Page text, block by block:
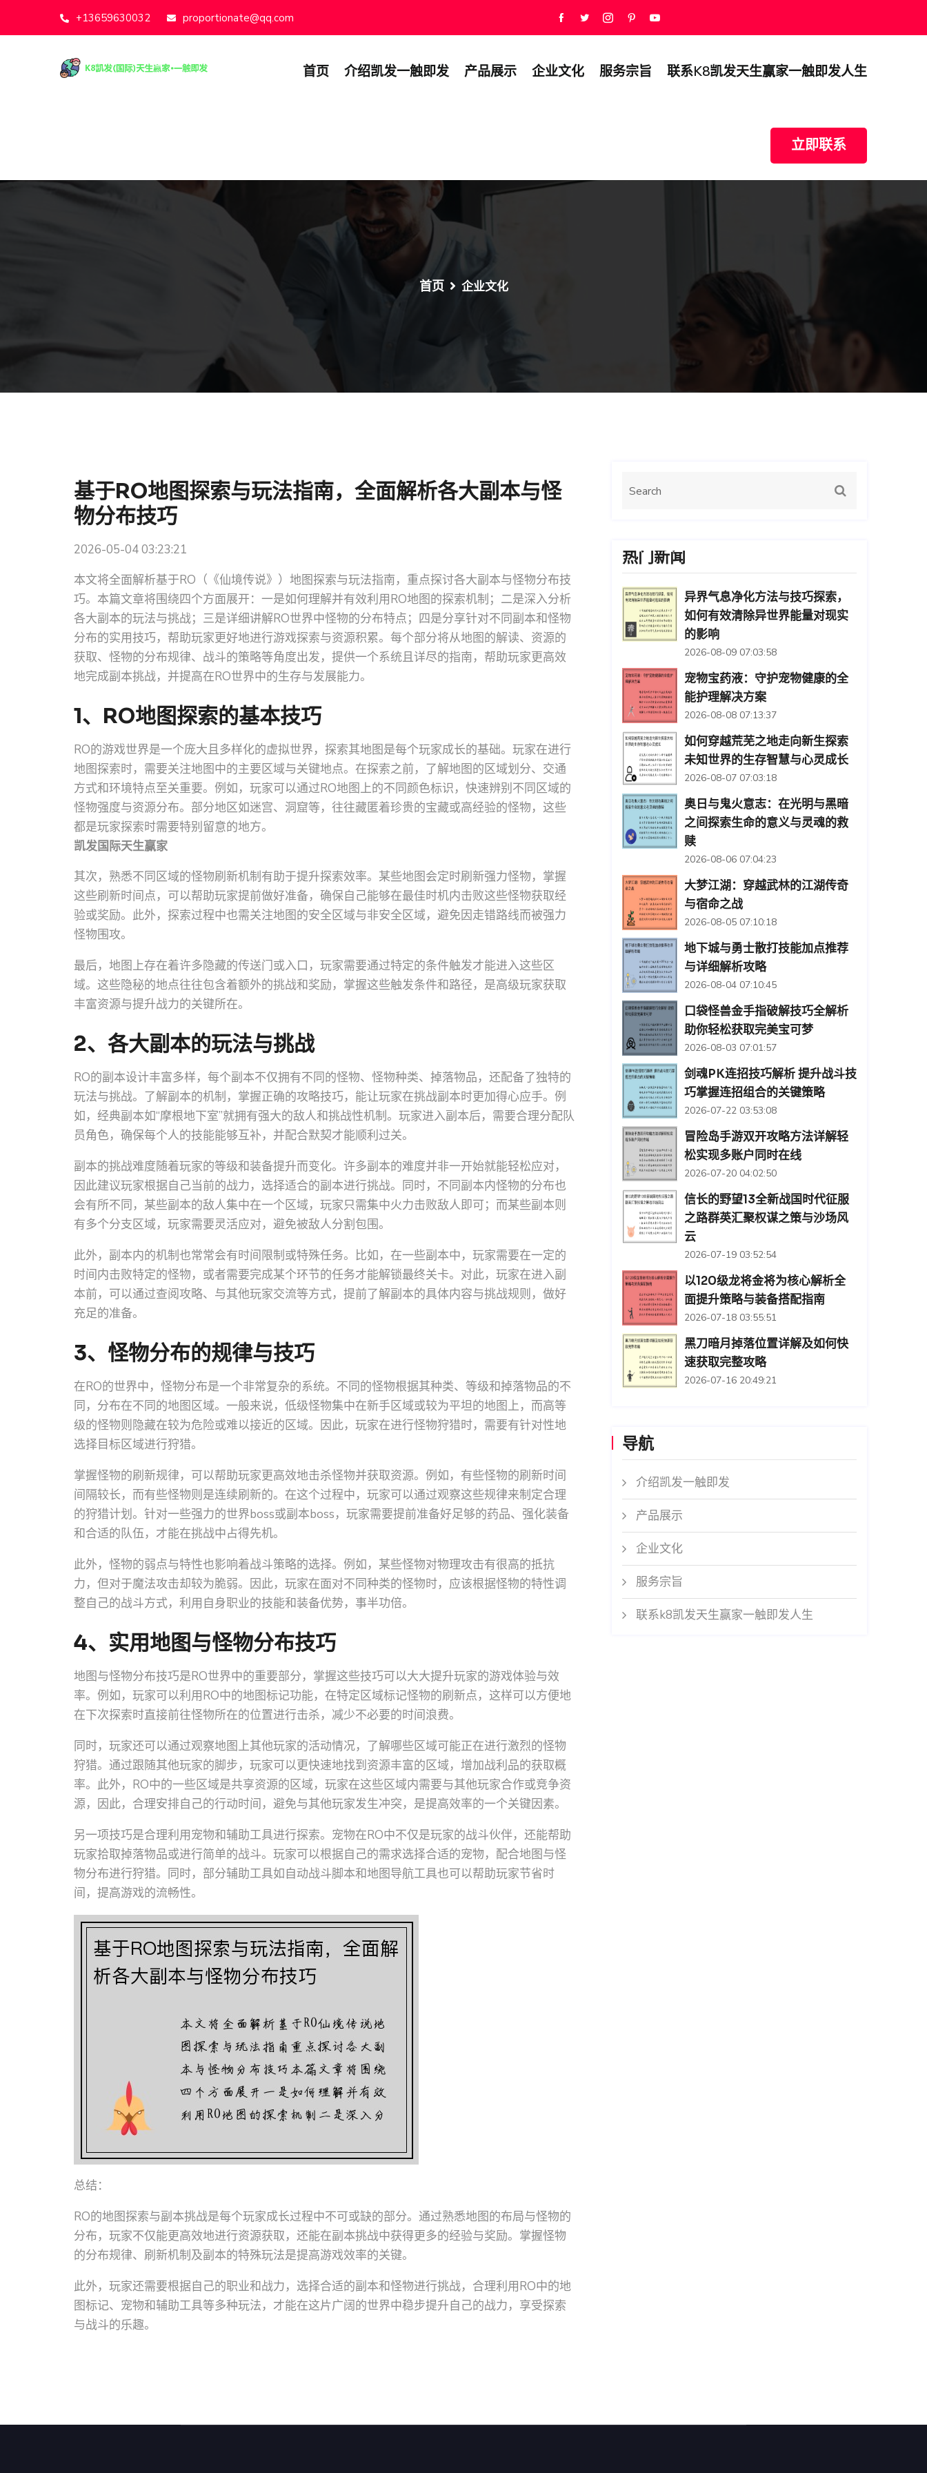
+13659630032 proportionate@qq.com
首页 介绍凯发一触即发 产品展示 企业文化 服务宗旨 联系k8凯发天生赢家一触即发人生
立即联系
首页 企业文化
基于RO地图探索与玩法指南，全面解析各大副本与怪
物分布技巧
2026-05-04 03:23:21
本文将全面解析基于RO（《仙境传说》）地图探索与玩法指南，重点探讨各大副本与怪物分布技
巧。本篇文章将围绕四个方面展开：一是如何理解并有效利用RO地图的探索机制；二是深入分析
各大副本的玩法与挑战；三是详细讲解RO世界中怪物的分布特点；四是分享针对不同副本和怪物
分布的实用技巧，帮助玩家更好地进行游戏探索与资源积累。每个部分将从地图的解读、资源的
获取、怪物的分布规律、战斗的策略等角度出发，提供一个系统且详尽的指南，帮助玩家更高效
地完成副本挑战，并提高在RO世界中的生存与发展能力。
1、RO地图探索的基本技巧
RO的游戏世界是一个庞大且多样化的虚拟世界，探索其地图是每个玩家成长的基础。玩家在进行
地图探索时，需要关注地图中的主要区域与关键地点。在探索之前，了解地图的区域划分、交通
方式和环境特点至关重要。例如，玩家可以通过RO地图上的不同颜色标识，快速辨别不同区域的
怪物强度与资源分布。部分地区如迷宫、洞窟等，往往藏匿着珍贵的宝藏或高经验的怪物，这些
都是玩家探索时需要特别留意的地方。
凯发国际天生赢家
其次，熟悉不同区域的怪物刷新机制有助于提升探索效率。某些地图会定时刷新强力怪物，掌握
这些刷新时间点，可以帮助玩家提前做好准备，确保自己能够在最佳时机内击败这些怪物获取经
验或奖励。此外，探索过程中也需关注地图的安全区域与非安全区域，避免因走错路线而被强力
怪物围攻。
最后，地图上存在着许多隐藏的传送门或入口，玩家需要通过特定的条件触发才能进入这些区
域。这些隐秘的地点往往包含着额外的挑战和奖励，掌握这些触发条件和路径，是高级玩家获取
丰富资源与提升战力的关键所在。
2、各大副本的玩法与挑战
RO的副本设计丰富多样，每个副本不仅拥有不同的怪物、怪物种类、掉落物品，还配备了独特的
玩法与挑战。了解副本的机制，掌握正确的攻略技巧，能让玩家在挑战副本时更加得心应手。例
如，经典副本如“摩根地下室”就拥有强大的敌人和挑战性机制。玩家进入副本后，需要合理分配队
员角色，确保每个人的技能能够互补，并配合默契才能顺利过关。
副本的挑战难度随着玩家的等级和装备提升而变化。许多副本的难度并非一开始就能轻松应对，
因此建议玩家根据自己当前的战力，选择适合的副本进行挑战。同时，不同副本内怪物的分布也
会有所不同，某些副本的敌人集中在一个区域，玩家只需集中火力击败敌人即可；而某些副本则
有多个分支区域，玩家需要灵活应对，避免被敌人分割包围。
此外，副本内的机制也常常会有时间限制或特殊任务。比如，在一些副本中，玩家需要在一定的
时间内击败特定的怪物，或者需要完成某个环节的任务才能解锁最终关卡。对此，玩家在进入副
本前，可以通过查阅攻略、与其他玩家交流等方式，提前了解副本的具体内容与挑战规则，做好
充足的准备。
3、怪物分布的规律与技巧
在RO的世界中，怪物分布是一个非常复杂的系统。不同的怪物根据其种类、等级和掉落物品的不
同，分布在不同的地图区域。一般来说，低级怪物集中在新手区域或较为平坦的地图上，而高等
级的怪物则隐藏在较为危险或难以接近的区域。因此，玩家在进行怪物狩猎时，需要有针对性地
选择目标区域进行狩猎。
掌握怪物的刷新规律，可以帮助玩家更高效地击杀怪物并获取资源。例如，有些怪物的刷新时间
间隔较长，而有些怪物则是连续刷新的。在这个过程中，玩家可以通过观察这些规律来制定合理
的狩猎计划。针对一些强力的世界boss或副本boss，玩家需要提前准备好足够的药品、强化装备
和合适的队伍，才能在挑战中占得先机。
此外，怪物的弱点与特性也影响着战斗策略的选择。例如，某些怪物对物理攻击有很高的抵抗
力，但对于魔法攻击却较为脆弱。因此，玩家在面对不同种类的怪物时，应该根据怪物的特性调
整自己的战斗方式，利用自身职业的技能和装备优势，事半功倍。
4、实用地图与怪物分布技巧
地图与怪物分布技巧是RO世界中的重要部分，掌握这些技巧可以大大提升玩家的游戏体验与效
率。例如，玩家可以利用RO中的地图标记功能，在特定区域标记怪物的刷新点，这样可以方便地
在下次探索时直接前往怪物所在的位置进行击杀，减少不必要的时间浪费。
同时，玩家还可以通过观察地图上其他玩家的活动情况，了解哪些区域可能正在进行激烈的怪物
狩猎。通过跟随其他玩家的脚步，玩家可以更快速地找到资源丰富的区域，增加战利品的获取概
率。此外，RO中的一些区域是共享资源的区域，玩家在这些区域内需要与其他玩家合作或竞争资
源，因此，合理安排自己的行动时间，避免与其他玩家发生冲突，是提高效率的一个关键因素。
另一项技巧是合理利用宠物和辅助工具进行探索。宠物在RO中不仅是玩家的战斗伙伴，还能帮助
玩家拾取掉落物品或进行简单的战斗。玩家可以根据自己的需求选择合适的宠物，配合地图与怪
物分布进行狩猎。同时，部分辅助工具如自动战斗脚本和地图导航工具也可以帮助玩家节省时
间，提高游戏的流畅性。
总结：
RO的地图探索与副本挑战是每个玩家成长过程中不可或缺的部分。通过熟悉地图的布局与怪物的
分布，玩家不仅能更高效地进行资源获取，还能在副本挑战中获得更多的经验与奖励。掌握怪物
的分布规律、刷新机制及副本的特殊玩法是提高游戏效率的关键。
此外，玩家还需要根据自己的职业和战力，选择合适的副本和怪物进行挑战，合理利用RO中的地
图标记、宠物和辅助工具等多种玩法，才能在这片广阔的世界中稳步提升自己的战力，享受探索
与战斗的乐趣。
热门新闻
异界气息净化方法与技巧探索，
如何有效清除异世界能量对现实
的影响
2026-08-09 07:03:58
宠物宝药液：守护宠物健康的全
能护理解决方案
2026-08-08 07:13:37
如何穿越荒芜之地走向新生探索
未知世界的生存智慧与心灵成长
2026-08-07 07:03:18
奥日与鬼火意志：在光明与黑暗
之间探索生命的意义与灵魂的救
赎
2026-08-06 07:04:23
大梦江湖：穿越武林的江湖传奇
与宿命之战
2026-08-05 07:10:18
地下城与勇士散打技能加点推荐
与详细解析攻略
2026-08-04 07:10:45
口袋怪兽金手指破解技巧全解析
助你轻松获取完美宝可梦
2026-08-03 07:01:57
剑魂PK连招技巧解析 提升战斗技
巧掌握连招组合的关键策略
2026-07-22 03:53:08
冒险岛手游双开攻略方法详解轻
松实现多账户同时在线
2026-07-20 04:02:50
信长的野望13全新战国时代征服
之路群英汇聚权谋之策与沙场风
云
2026-07-19 03:52:54
以120级龙将金将为核心解析全
面提升策略与装备搭配指南
2026-07-18 03:55:51
黑刀暗月掉落位置详解及如何快
速获取完整攻略
2026-07-16 20:49:21
导航
介绍凯发一触即发
产品展示
企业文化
服务宗旨
联系k8凯发天生赢家一触即发人生